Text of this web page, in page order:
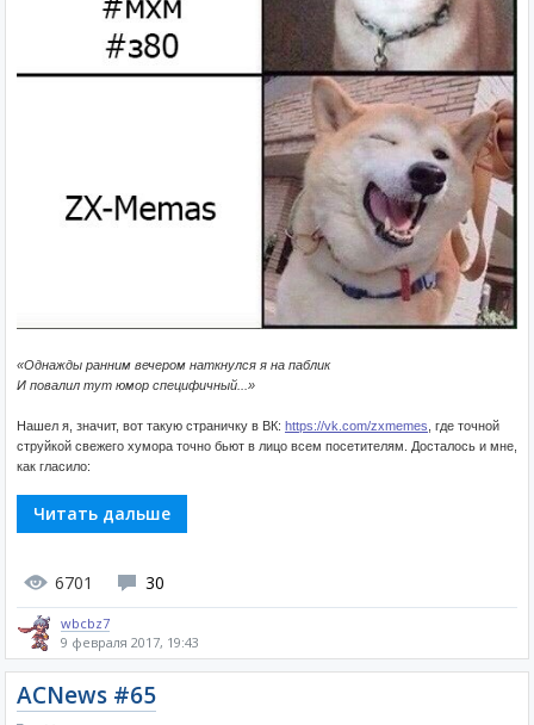
«Однажды ранним вечером наткнулся я на паблик
И повалил тут юмор специфичный...»
Нашел я, значит, вот такую страничку в ВК: https://vk.com/zxmemes , где точной
струйкой свежего хумора точно бьют в лицо всем посетителям. Досталось и мне,
как гласило:
Читать дальше
6701 30
wbcbz7
9 февраля 2017, 19:43
ACNews #65